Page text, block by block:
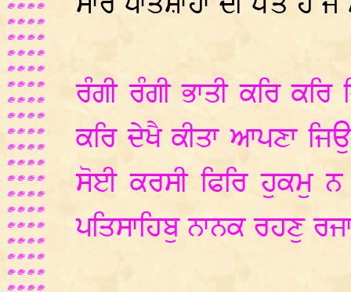
ਰੰਗੀ ਰੰਗੀ ਭਾਤੀ ਕਰਿ
ਕਰਿ ਦੇਖੈ ਕੀਤਾ ਆਪਣਾ
ਸੋਈ ਕਰਸੀ ਫਿਰਿ ਹੁਕਮੁ ਨ
ਪਤਿਸਾਹਿਬੁ ਨਾਨਕ ਰਹਣੁ